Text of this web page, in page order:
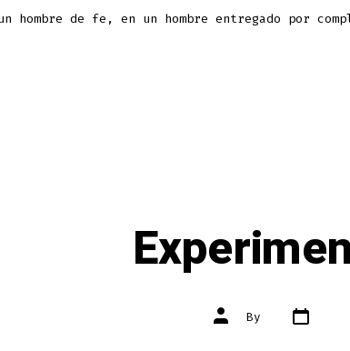
hombre de fe, en un hombre entregado por
Post
author
By Post
date